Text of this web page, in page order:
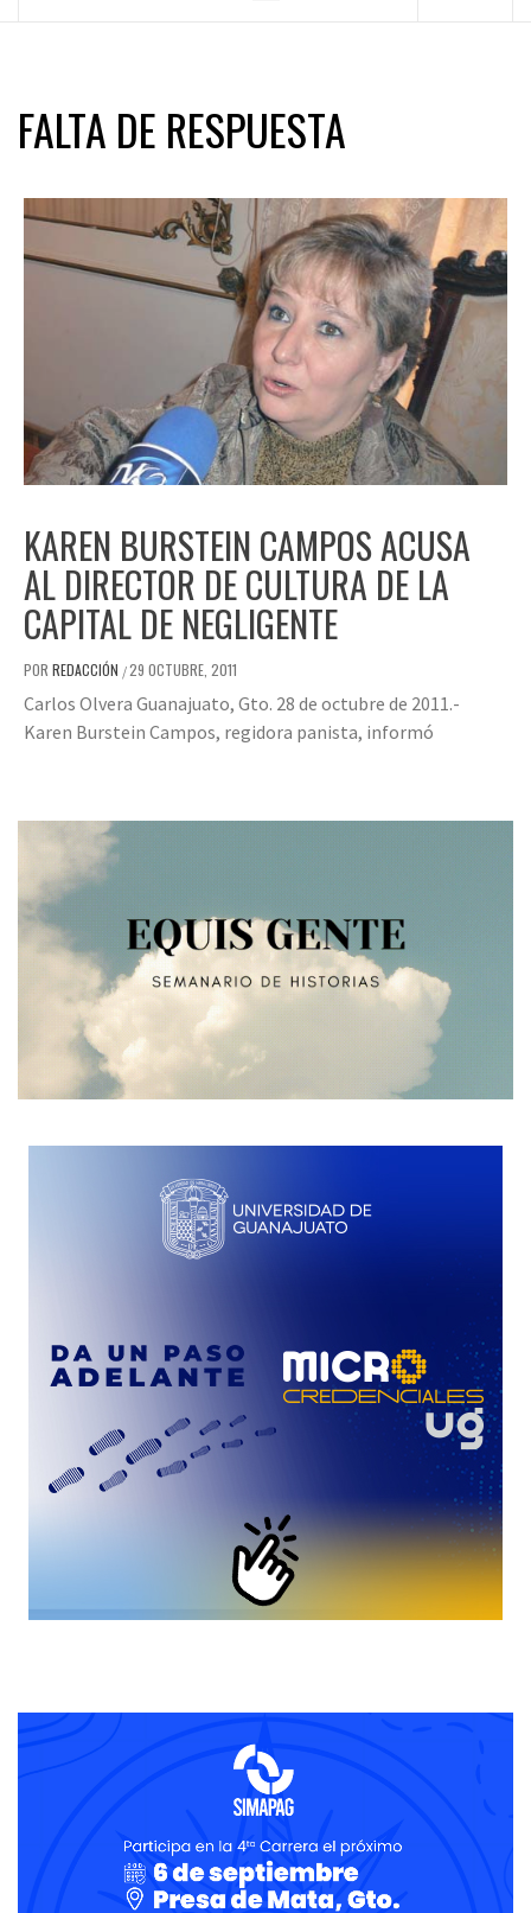
FALTA DE RESPUESTA
KAREN BURSTEIN CAMPOS ACUSA
AL DIRECTOR DE CULTURA DE LA
CAPITAL DE NEGLIGENTE
POR REDACCIÓN /29 OCTUBRE, 2011
Carlos Olvera Guanajuato, Gto. 28 de octubre de 2011.-
Karen Burstein Campos, regidora panista, informó